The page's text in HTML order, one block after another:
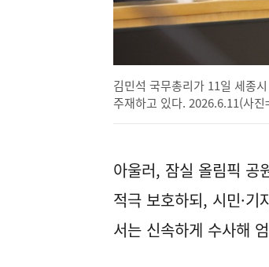
김민석 국무총리가 11일 세종
주재하고 있다. 2026.6.11(사
아울러, 잠실 올림픽 공
적극 보호하되, 시민·기
서는 신속하게 수사해